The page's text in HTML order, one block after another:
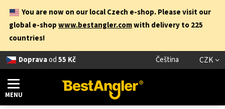
You are now on our local Czech e-shop. Please visit our
global e-shopwww.bestangler.comwith delivery to 225
countries!
Dopravaod55 Kč Čeština CZK
MENU